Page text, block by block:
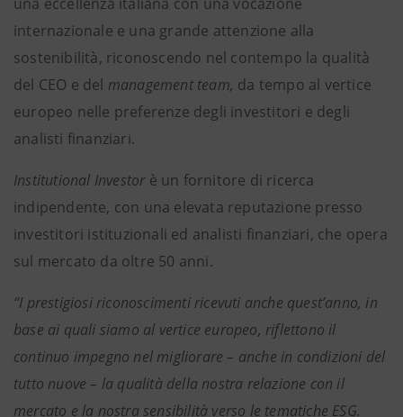
internazionale e una grande attenzione alla
sostenibilità, riconoscendo nel contempo la qualità
del CEO e del management team, da tempo al vertice
europeo nelle preferenze degli investitori e degli
analisti finanziari.
Institutional Investor è un fornitore di ricerca
indipendente, con una elevata reputazione presso
investitori istituzionali ed analisti finanziari, che opera
sul mercato da oltre 50 anni.
“I prestigiosi riconoscimenti ricevuti anche quest’anno, in
base ai quali siamo al vertice europeo, riflettono il
continuo impegno nel migliorare – anche in condizioni del
tutto nuove – la qualità della nostra relazione con il
mercato e la nostra sensibilità verso le tematiche ESG.